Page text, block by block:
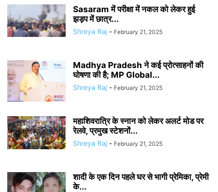
Sasaram में परीक्षा में नकल को लेकर हुई
झड़प में छात्र...
Shreya Raj - February 21, 2025
Madhya Pradesh ने कई प्रोत्साहनों की
घोषणा की है; MP Global...
Shreya Raj - February 21, 2025
महाशिवरात्रि के स्नान को लेकर अलर्ट मोड पर
रेलवे, प्रमुख स्टेशनों...
Shreya Raj - February 21, 2025
शादी के एक दिन पहले घर से भागी प्रेमिका, प्रेमी
के...